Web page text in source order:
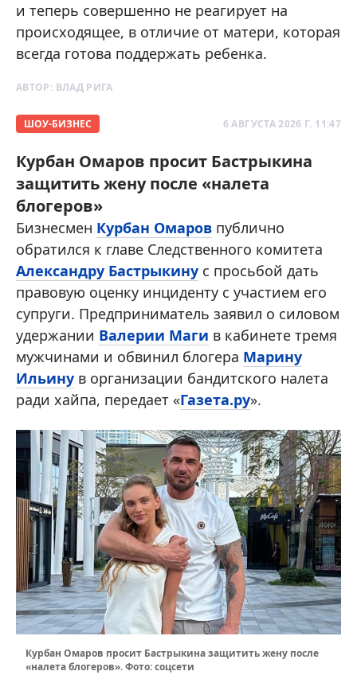
и теперь совершенно не реагирует на
происходящее, в отличие от матери, которая
всегда готова поддержать ребенка.
АВТОР: ВЛАД РИГА
ШОУ-БИЗНЕС 6 АВГУСТА 2026 Г. 11:47
Курбан Омаров просит Бастрыкина
защитить жену после «налета
блогеров»
Бизнесмен Курбан Омаров публично
обратился к главе Следственного комитета
Александру Бастрыкину с просьбой дать
правовую оценку инциденту с участием его
супруги. Предприниматель заявил о силовом
удержании Валерии Маги в кабинете тремя
мужчинами и обвинил блогера Марину
Ильину в организации бандитского налета
ради хайпа, передает «Газета.ру».
Курбан Омаров просит Бастрыкина защитить жену после
«налета блогеров». Фото: соцсети